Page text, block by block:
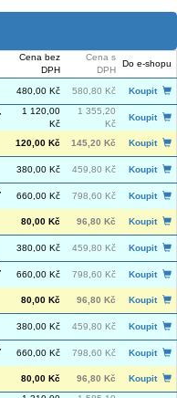
Cena bez
DPH
Cena s
DPH
Do e-shopu
480,00 Kč 580,80 Kč
Koupit
1 120,00
Kč
1 355,20
Kč
Koupit
120,00 Kč 145,20 Kč
Koupit
380,00 Kč 459,80 Kč
Koupit
660,00 Kč 798,60 Kč
Koupit
80,00 Kč 96,80 Kč
Koupit
380,00 Kč 459,80 Kč
Koupit
660,00 Kč 798,60 Kč
Koupit
80,00 Kč 96,80 Kč
Koupit
380,00 Kč 459,80 Kč
Koupit
660,00 Kč 798,60 Kč
Koupit
80,00 Kč 96,80 Kč
Koupit